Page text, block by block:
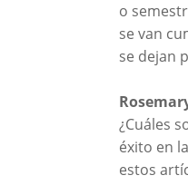
o
se van
se dejan
¿Cuáles
éxito en
estos